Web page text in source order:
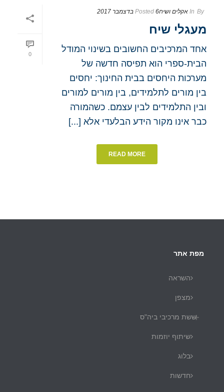
0
By
In אקלים ושיח Posted 6 בדצמבר 2017
מעגלי שיח
אחד המרכיבים החשובים בשינוי המודל
הבית-ספרי הוא תפיסה חדשה של
מערכות היחסים בבית החינוך: יחסים
בין מורים לתלמידים, בין מורים למורים
ובין התלמידים לבין עצמם. כשהמורה
כבר אינו מקור הידע הבלעדי אלא [...]
READ MORE
מפת אתר
השראה
מצפן
ששת מרכיבי ביה"ס
שיתוף יוזמות
בלוג
חדשות